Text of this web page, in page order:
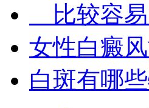
比较容易
女性白癜
白斑有哪